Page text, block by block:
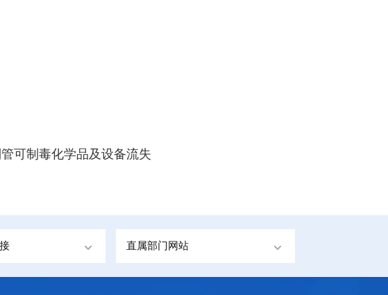
可制毒化学品及设备流失
直属部门网站